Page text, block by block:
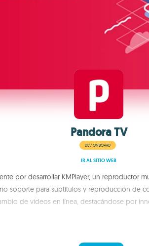
Pandora TV
DEV ONBOARD
IR AL SITIO WEB
por desarrollar KMPlayer, un
soporte para subtítulos y reproducción
de videos en línea, destacándose por